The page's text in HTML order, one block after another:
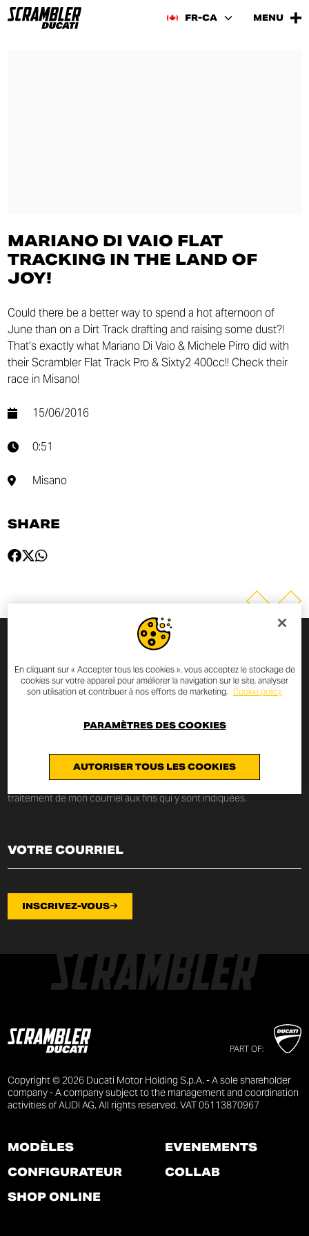
FR-CA MENU
MARIANO DI VAIO FLAT
TRACKING IN THE LAND OF
JOY!
Could there be a better way to spend a hot afternoon of
June than on a Dirt Track drafting and raising some dust?!
That’s exactly what Mariano Di Vaio​ & Michele Pirro​ did with
their Scrambler Flat Track Pro & Sixty2 400cc!! Check their
race in Misano!
15/06/2016
0:51
Misano
SHARE
INSCRIVEZ-VOUS À LA
NEWSLETTER
nouveautés et les promotions Scrambler Ducati.
Je déclare avoir lu lapolitique de confidentialitérédigée au x termes
art. 13 du Règlement UE 2016/679sur la protection
traitement de mon courriel aux fins qui y sont indiquées.
INSCRIVEZ-VOUS
PART OF:
Copyright © 2026 Ducati Motor Holding S.p.A. - A sole shareholder
company - A company subject to the management and coordination
activities of AUDI AG. All rights reserved. VAT 05113870967
MODÈLES
CONFIGURATEUR
SHOP ONLINE
ÉVÉNEMENTS
COLLAB
En cliquant sur « Accepter tous les cookies », vous acceptez le stockage de
cookies sur votre appareil pour améliorer la navigation sur le site, analyser
son utilisation et contribuer à nos efforts de marketing. Cookie policy
AUTORISER TOUS LES COOKIES
PARAMÈTRES DES COOKIES